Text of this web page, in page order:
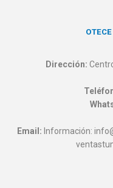
Dirección:
Email: Información: